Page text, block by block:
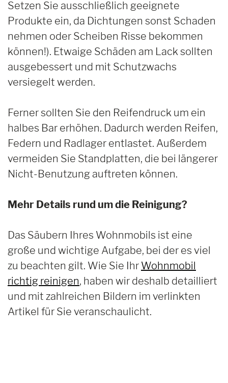
Setzen Sie ausschließlich geeignete
Produkte ein, da Dichtungen sonst Schaden
nehmen oder Scheiben Risse bekommen
können!). Etwaige Schäden am Lack sollten
ausgebessert und mit Schutzwachs
versiegelt werden.
Ferner sollten Sie den Reifendruck um ein
halbes Bar erhöhen. Dadurch werden Reifen,
Federn und Radlager entlastet. Außerdem
vermeiden Sie Standplatten, die bei längerer
Nicht-Benutzung auftreten können.
Mehr Details rund um die Reinigung?
Das Säubern Ihres Wohnmobils ist eine
große und wichtige Aufgabe, bei der es viel
zu beachten gilt. Wie Sie Ihr Wohnmobil
richtig reinigen, haben wir deshalb detailliert
und mit zahlreichen Bildern im verlinkten
Artikel für Sie veranschaulicht.